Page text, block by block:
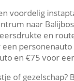
voordelig
naar
en
en €75 voor
of gezelschap?